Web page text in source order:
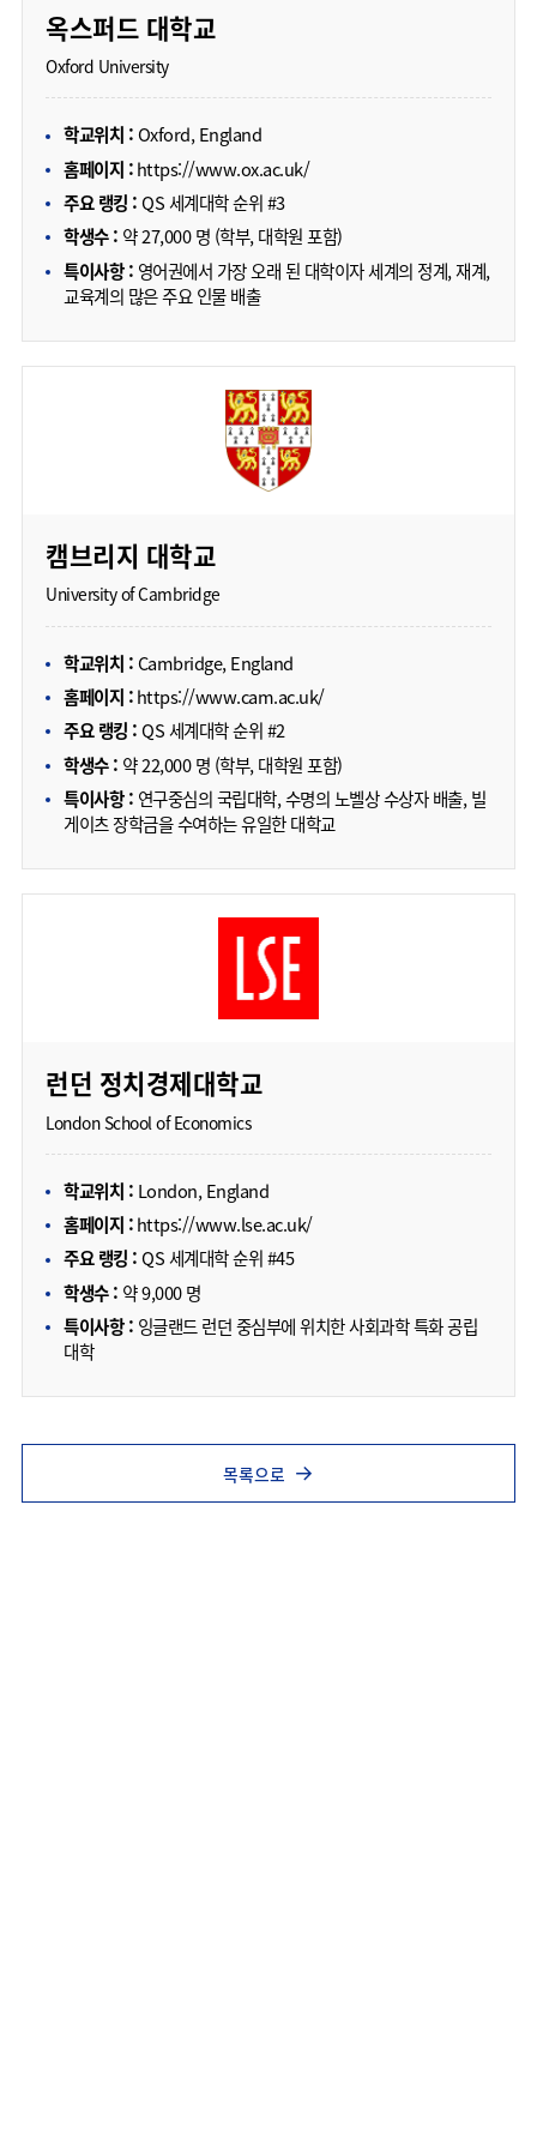
옥스퍼드 대학교
Oxford University
학교위치 :Oxford, England
홈페이지 :https://www.ox.ac.uk/
주요 랭킹 :QS 세계대학 순위 #3
학생수 : 약 27,000 명 (학부, 대학원 포함)
특이사항 : 영어권에서 가장 오래 된 대학이자 세계의 정계, 재계,
교육계의 많은 주요 인물 배출
캠브리지 대학교
University of Cambridge
학교위치 :Cambridge, England
홈페이지 :https://www.cam.ac.uk/
주요 랭킹 :QS 세계대학 순위 #2
학생수 : 약 22,000 명 (학부, 대학원 포함)
특이사항 : 연구중심의 국립대학, 수명의 노벨상 수상자 배출, 빌
게이츠 장학금을 수여하는 유일한 대학교
런던 정치경제대학교
London School of Economics
학교위치 : London, England
홈페이지 :https://www.lse.ac.uk/
주요 랭킹 :QS 세계대학 순위 #45
학생수 : 약 9,000 명
특이사항 : 잉글랜드 런던 중심부에 위치한 사회과학 특화 공립
대학
목록으로